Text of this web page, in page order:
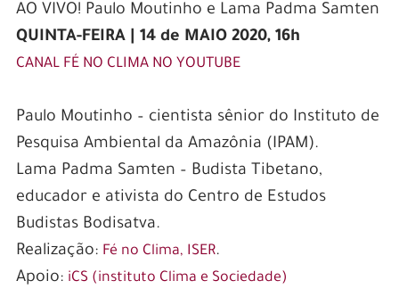
AO VIVO! Paulo Moutinho e Lama Padma Samten
QUINTA-FEIRA | 14 de MAIO 2020, 16h
CANAL FÉ NO CLIMA NO YOUTUBE
Paulo Moutinho – cientista sênior do Instituto de
Pesquisa Ambiental da Amazônia (IPAM).
Lama Padma Samten – Budista Tibetano,
educador e ativista do Centro de Estudos
Budistas Bodisatva.
Realização: Fé no Clima, ISER.
Apoio: iCS (instituto Clima e Sociedade)